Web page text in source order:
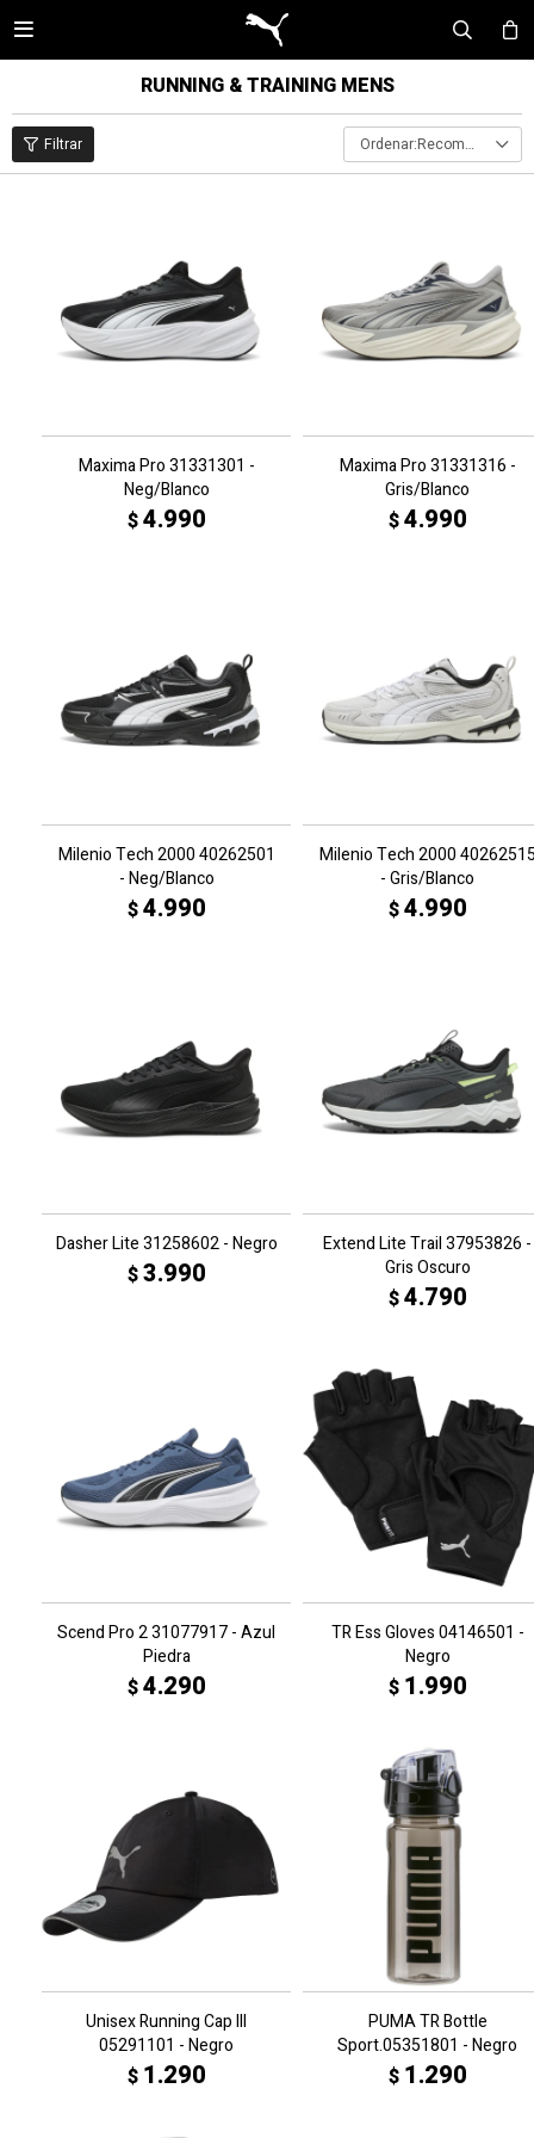

RUNNING & TRAINING MENS
Recomendados
Maxima Pro 31331301 -
Neg/Blanco
$4.990
Maxima Pro 31331316 -
Gris/Blanco
$4.990
Milenio Tech 2000 40262501
- Neg/Blanco
$4.990
Milenio Tech 2000
- Gris/Blanco
$4.990
Dasher Lite 31258602 - Negro
$3.990
Extend Lite Trail 37953826 -
Gris Oscuro
$4.790
Scend Pro 2 31077917 - Azul
Piedra
$4.290
TR Ess Gloves 04146501 -
Negro
$ 1.990
Unisex Running Cap III
05291101 - Negro
$ 1.290
PUMA TR Bottle
Sport.05351801 - Negro
$ 1.290